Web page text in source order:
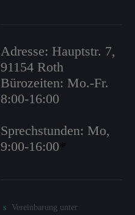
Adresse: Hauptstr. 7,
91154 Roth
Bürozeiten: Mo.-Fr.
8:00-16:00
Sprechstunden: Mo,
9:00-16:00*
Vereinbarung unter